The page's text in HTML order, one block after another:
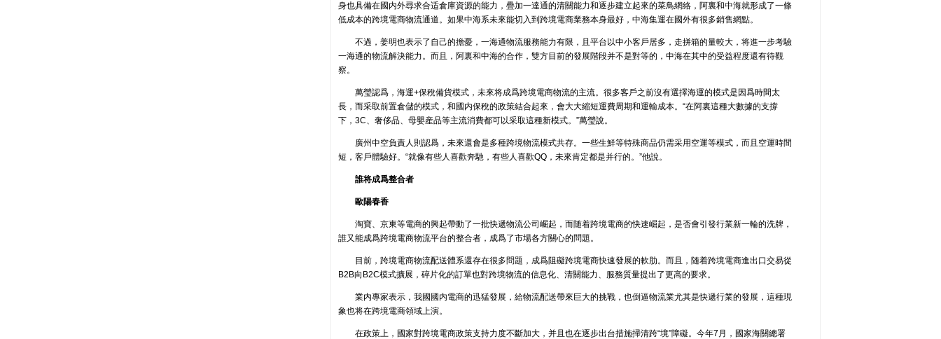
身也具備在國内外尋求合适倉庫資源的能力，疊加一達通的清關能力和逐步建立起來的菜鳥網絡，阿裏和中海就形成了一條
低成本的跨境電商物流通道。如果中海系未來能切入到跨境電商業務本身最好，中海集運在國外有很多銷售網點。
不過，姜明也表示了自己的擔憂，一海通物流服務能力有限，且平台以中小客戶居多，走拼箱的量較大，将進一步考驗
一海通的物流解決能力。而且，阿裏和中海的合作，雙方目前的發展階段并不是對等的，中海在其中的受益程度還有待觀
察。
萬瑩認爲，海運+保稅備貨模式，未來将成爲跨境電商物流的主流。很多客戶之前沒有選擇海運的模式是因爲時間太
長，而采取前置倉儲的模式，和國内保稅的政策結合起來，會大大縮短運費周期和運輸成本。“在阿裏這種大數據的支撐
下，3C、奢侈品、母嬰産品等主流消費都可以采取這種新模式。”萬瑩說。
廣州中空負責人則認爲，未來還會是多種跨境物流模式共存。一些生鮮等特殊商品仍需采用空運等模式，而且空運時間
短，客戶體驗好。“就像有些人喜歡奔馳，有些人喜歡QQ，未來肯定都是并行的。”他說。
誰将成爲整合者
歐陽春香
淘寶、京東等電商的興起帶動了一批快遞物流公司崛起，而随着跨境電商的快速崛起，是否會引發行業新一輪的洗牌，
誰又能成爲跨境電商物流平台的整合者，成爲了市場各方關心的問題。
目前，跨境電商物流配送體系還存在很多問題，成爲阻礙跨境電商快速發展的軟肋。而且，随着跨境電商進出口交易從
B2B向B2C模式擴展，碎片化的訂單也對跨境物流的信息化、清關能力、服務質量提出了更高的要求。
業内專家表示，我國國内電商的迅猛發展，給物流配送帶來巨大的挑戰，也倒逼物流業尤其是快遞行業的發展，這種現
象也将在跨境電商領域上演。
在政策上，國家對跨境電商政策支持力度不斷加大，并且也在逐步出台措施掃清跨“境”障礙。今年7月，國家海關總署